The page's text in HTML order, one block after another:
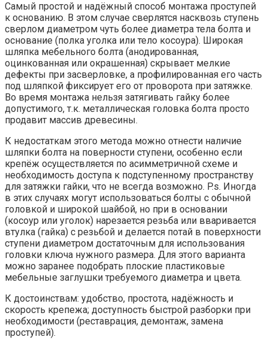
Самый простой и надёжный способ монтажа проступей
к основанию. В этом случае сверлятся насквозь ступень
сверлом диаметром чуть более диаметра тела болта и
основание (полка уголка или тело косоура). Широкая
шляпка мебельного болта (анодированная,
оцинкованная или окрашенная) скрывает мелкие
дефекты при засверловке, а профилированная его часть
под шляпкой фиксирует его от проворота при затяжке.
Во время монтажа нельзя затягивать гайку более
допустимого, т.к. металлическая головка болта просто
продавит массив древесины.
К недостаткам этого метода можно отнести наличие
шляпки болта на поверности ступени, особенно если
крепёж осуществляется по асимметричной схеме и
необходимость доступа к подступенному пространству
для затяжки гайки, что не всегда возможно. P.s. Иногда
в этих случаях могут использоваться болты с обычной
головкой и широкой шайбой, но при в основании
(косоур или уголок) нарезается резьба или вваривается
втулка (гайка) с резьбой и делается потай в поверхности
ступени диаметром достаточным для использования
головки ключа нужного размера. Для этого варианта
можно заранее подобрать плоские пластиковые
мебельные заглушки требуемого диаметра и цвета.
К достоинствам: удобство, простота, надёжность и
скорость крепежа; доступность быстрой разборки при
необходимости (реставрация, демонтаж, замена
проступей).